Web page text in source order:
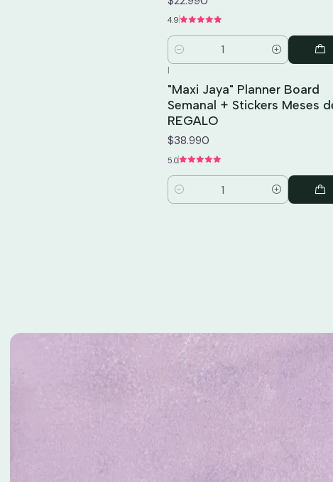
4.9
Cantidad
|
"Maxi Jaya" Planner Board
Semanal + Stickers Meses
REGALO
$38.990
5.0
Cantidad